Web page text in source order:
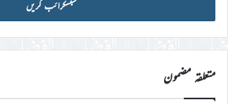
ڈی
درج
کریں
متعلقہ مضمون